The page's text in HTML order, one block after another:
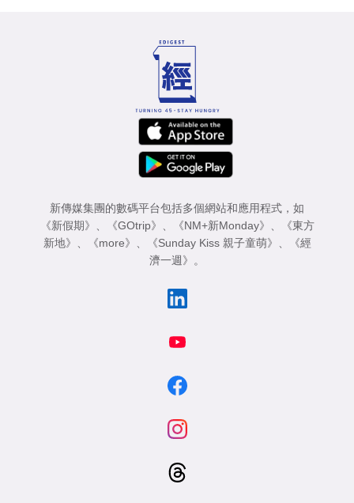
新傳媒集團的數碼平台包括多個網站和應用程式，如
《新假期》
《GOtrip》 《NM+新Monday》
《東方
新地》
《more》 《Sunday Kiss 親子童萌》
《經
濟一週》
。